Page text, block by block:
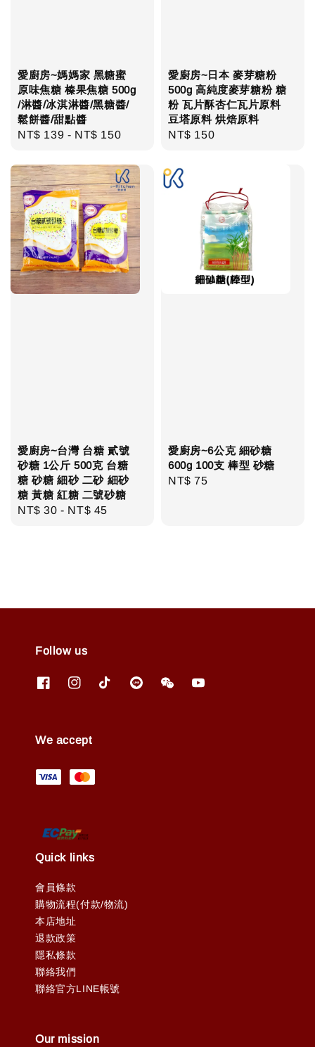
愛廚房~媽媽家 黑糖蜜
原味焦糖 榛果焦糖 500g
/淋醬/冰淇淋醬/黑糖醬/
鬆餅醬/甜點醬
Regular
NT$ 139 - NT$ 150
愛廚房~日本 麥芽糖粉
500g 高純度麥芽糖粉 糖
粉 瓦片酥杏仁瓦片原料
豆塔原料 烘焙原料
Regular
NT$ 150
愛廚房~台灣 台糖 貳號
砂糖 1公斤 500克 台糖
糖 砂糖 細砂 二砂 細砂
糖 黃糖 紅糖 二號砂糖
Regular
NT$ 30 - NT$ 45
愛廚房~6公克 細砂糖
600g 100支 棒型 砂糖
Regular
NT$ 75
Follow us
We accept
Quick links
會員條款
購物流程(付款/物流)
本店地址
退款政策
隱私條款
聯絡我們
聯絡官方LINE帳號
Our mission